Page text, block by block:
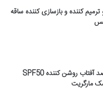
کننده و بازسازی کننده ساقه
نقد و بررسی کرم ضد آفتاب روشن کننده SPF50
مارگریت